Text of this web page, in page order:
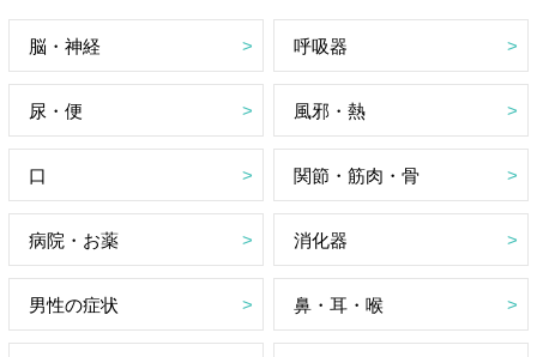
脳・神経 呼吸器
尿・便 風邪・熱
口 関節・筋肉・骨
病院・お薬 消化器
男性の症状 鼻・耳・喉